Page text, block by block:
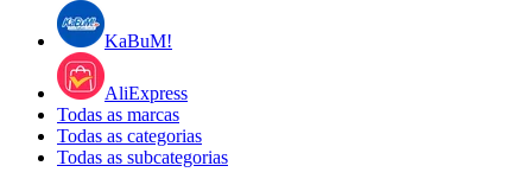
KaBuM!
AliExpress
Todas as marcas
Todas as categorias
Todas as subcategorias